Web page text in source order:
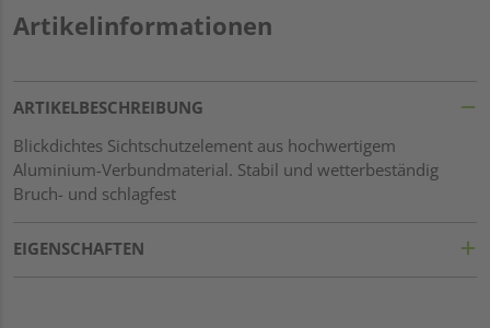
Artikelinformationen
ARTIKELBESCHREIBUNG
Blickdichtes Sichtschutzelement aus hochwertigem
Aluminium-Verbundmaterial. Stabil und wetterbeständig
Bruch- und schlagfest
EIGENSCHAFTEN